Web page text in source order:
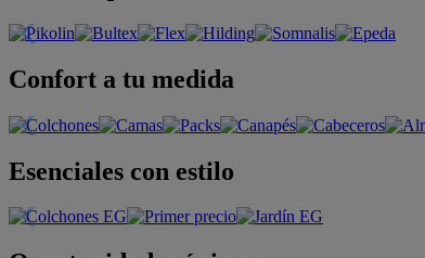
Confort a tu medida
Esenciales con estilo